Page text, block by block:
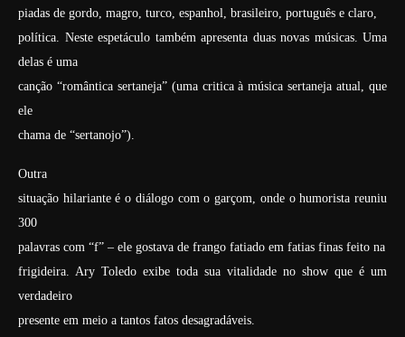
piadas de gordo, magro, turco, espanhol, brasileiro, português e claro,
política. Neste espetáculo também apresenta duas novas músicas. Uma
delas é uma
canção “romântica sertaneja” (uma critica à música sertaneja atual, que
ele
chama de “sertanojo”).
Outra
situação hilariante é o diálogo com o garçom, onde o humorista reuniu
300
palavras com “f” – ele gostava de frango fatiado em fatias finas feito na
frigideira. Ary Toledo exibe toda sua vitalidade no show que é um
verdadeiro
presente em meio a tantos fatos desagradáveis.